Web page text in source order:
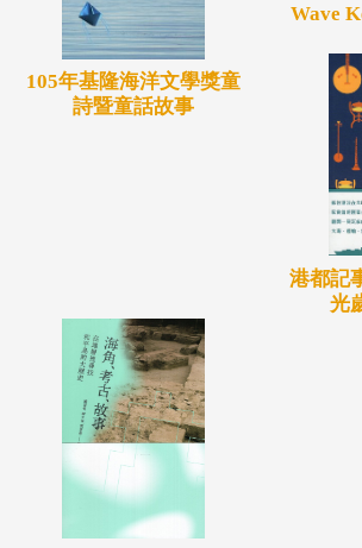
105年基隆海洋文學獎童
詩暨童話故事
Wave
港都記
光